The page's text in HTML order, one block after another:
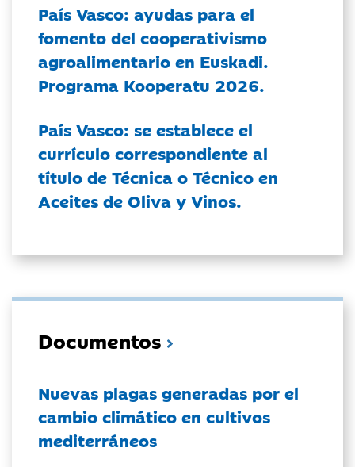
País Vasco: ayudas para el
fomento del cooperativismo
agroalimentario en Euskadi.
Programa Kooperatu 2026.
País Vasco: se establece el
currículo correspondiente al
título de Técnica o Técnico en
Aceites de Oliva y Vinos.
Documentos
Nuevas plagas generadas por el
cambio climático en cultivos
mediterráneos